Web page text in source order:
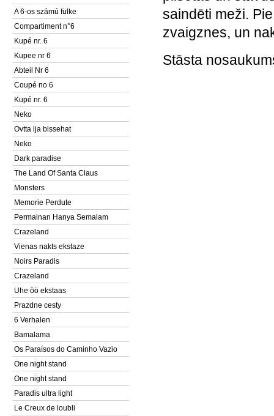
A 6-os számú fülke
Compartiment n°6
Kupé nr. 6
Kupee nr 6
Abteil Nr 6
Coupé no 6
Kupé nr. 6
Neko
Ovtta ija bissehat
Neko
Dark paradise
The Land Of Santa Claus
Monsters
Memorie Perdute
Permainan Hanya Semalam
Crazeland
Vienas nakts ekstaze
Noirs Paradis
Crazeland
Uhe öö ekstaas
Prazdne cesty
6 Verhalen
Bamalama
Os Paraísos do Caminho Vazio
One night stand
One night stand
Paradis ultra light
Le Creux de loubli
saindēti meži.
zvaigznes, un
Stāsta